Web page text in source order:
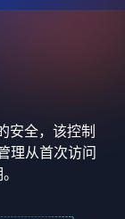
安全，该控制
理从首次访问